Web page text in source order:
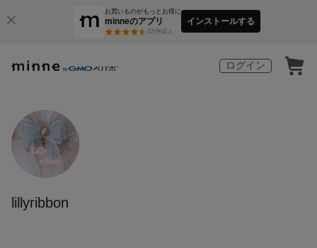
お買いものがもっとお得に
minneのアプリ
3万件以上
インストールする
ログイン
lillyribbon